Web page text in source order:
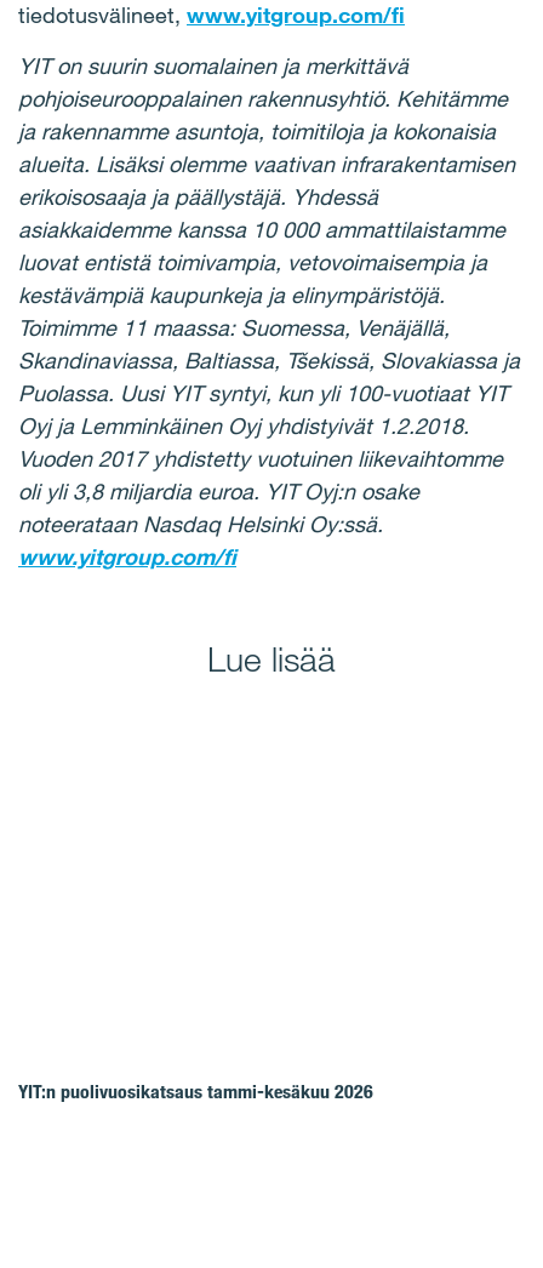
tiedotusvälineet, www.yitgroup.com/fi
YIT on suurin suomalainen ja merkittävä
pohjoiseurooppalainen rakennusyhtiö. Kehitämme
ja rakennamme asuntoja, toimitiloja ja kokonaisia
alueita. Lisäksi olemme vaativan infrarakentamisen
erikoisosaaja ja päällystäjä. Yhdessä
asiakkaidemme kanssa 10 000 ammattilaistamme
luovat entistä toimivampia, vetovoimaisempia ja
kestävämpiä kaupunkeja ja elinympäristöjä.
Toimimme 11 maassa: Suomessa, Venäjällä,
Skandinaviassa, Baltiassa, Tšekissä, Slovakiassa ja
Puolassa. Uusi YIT syntyi, kun yli 100-vuotiaat YIT
Oyj ja Lemminkäinen Oyj yhdistyivät 1.2.2018.
Vuoden 2017 yhdistetty vuotuinen liikevaihtomme
oli yli 3,8 miljardia euroa. YIT Oyj:n osake
noteerataan Nasdaq Helsinki Oy:ssä.
www.yitgroup.com/fi
Lue lisää
YIT:n puolivuosikatsaus tammi-kesäkuu 2026